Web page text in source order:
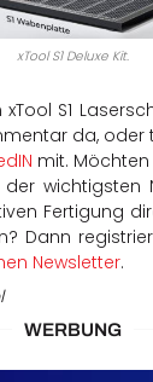
xTool S1 Deluxe Kit.
S1
da, oder
mit.
wichtigsten
Fertigung
Dann
Newsletter.
WERBUNG